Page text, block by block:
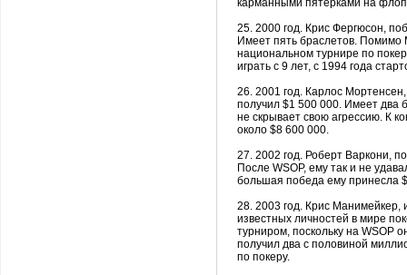
карманными пятерками на
25. 2000 год. Крис Фергюсон,
Имеет пять браслетов. Помимо
национальном турнире по
играть с 9 лет, с 1994 года
26. 2001 год. Карлос Мортенсен
получил $1 500 000. Имеет два
не скрывает свою агрессию. К
около $8 600 000.
27. 2002 год. Роберт Варкони,
После WSOP, ему так и не
большая победа ему принесла
28. 2003 год. Крис Манимейкер,
известных личностей в мире
турниром, поскольку на WSOP
получил два с половиной
по покеру.